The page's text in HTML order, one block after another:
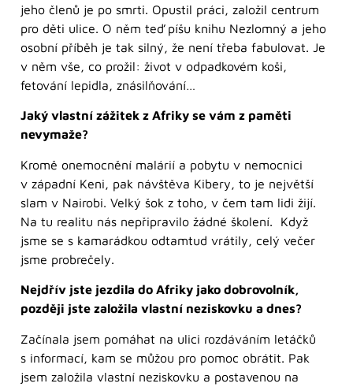
jeho členů je po smrti. Opustil práci, založil centrum
pro děti ulice. O něm teď píšu knihu Nezlomný a jeho
osobní příběh je tak silný, že není třeba fabulovat. Je
v něm vše, co prožil: život v odpadkovém koši,
fetování lepidla, znásilňování…
Jaký vlastní zážitek z Afriky se vám z paměti
nevymaže?
Kromě onemocnění malárií a pobytu v nemocnici
v západní Keni, pak návštěva Kibery, to je největší
slam v Nairobi. Velký šok z toho, v čem tam lidi žijí.
Na tu realitu nás nepřipravilo žádné školení. Když
jsme se s kamarádkou odtamtud vrátily, celý večer
jsme probrečely.
Nejdřív jste jezdila do Afriky jako dobrovolník,
později jste založila vlastní neziskovku a dnes?
Začínala jsem pomáhat na ulici rozdáváním letáčků
s informací, kam se můžou pro pomoc obrátit. Pak
jsem založila vlastní neziskovku a postavenou na